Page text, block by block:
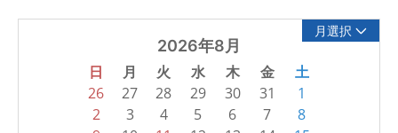
月選択
2026年8月
日 月 火 水 木 金 土
26 27 28 29 30 31
1
2
3 4 5 6 7
8